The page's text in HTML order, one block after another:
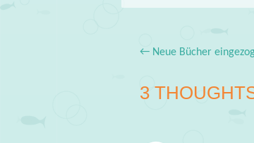
Post
←Neue Bücher
3